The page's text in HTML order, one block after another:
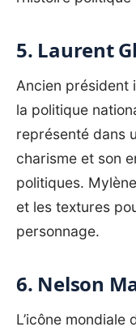
5. Laurent
Ancien président
la politique
représenté dans
charisme et son
politiques.
et les textures
personnage.
6. Nelson
L’icône mondiale